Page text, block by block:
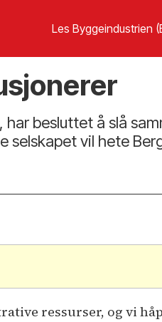
Les Byggeindustrien
har besluttet å slå
vil hete
ressurser, og vi